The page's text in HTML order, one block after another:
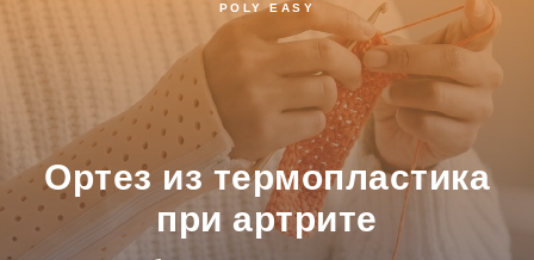
POLY EASY
Ортез из термопластика
при артрите